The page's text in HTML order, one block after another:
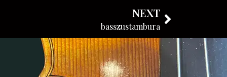
KÖVESSE BLOGUNKAT
NEXT
basszustambura